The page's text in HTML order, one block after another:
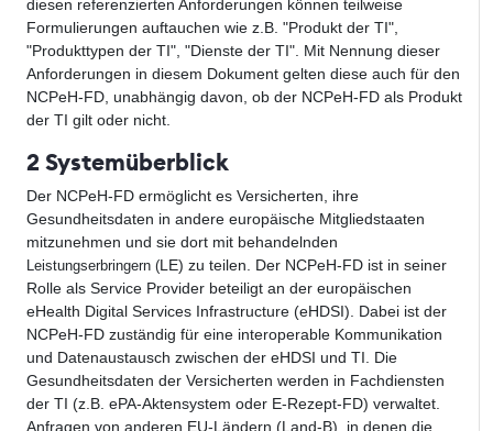
diesen referenzierten Anforderungen können teilweise
Formulierungen auftauchen wie z.B. "Produkt der TI",
"Produkttypen der TI", "Dienste der TI". Mit Nennung dieser
Anforderungen in diesem Dokument gelten diese auch für den
NCPeH-FD, unabhängig davon, ob der NCPeH-FD als Produkt
der TI gilt oder nicht.
2 Systemüberblick
Der NCPeH-FD ermöglicht es Versicherten, ihre
Gesundheitsdaten in andere europäische Mitgliedstaaten
mitzunehmen und sie dort mit behandelnden
Leistungserbringern (LE) zu teilen. Der NCPeH-FD ist in seiner
Rolle als Service Provider beteiligt an der europäischen
eHealth Digital Services Infrastructure (eHDSI). Dabei ist der
NCPeH-FD zuständig für eine interoperable Kommunikation
und Datenaustausch zwischen der eHDSI und TI. Die
Gesundheitsdaten der Versicherten werden in Fachdiensten
der TI (z.B. ePA-Aktensystem oder E-Rezept-FD) verwaltet.
Anfragen von anderen EU-Ländern (Land-B), in denen die